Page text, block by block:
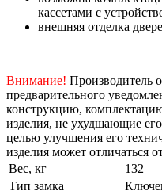
кассетами с
внешняя отделка
Внимание! Производитель
предварительного
конструкцию,
изделия, не ухудшающие
целью улучшения его
изделия может отличаться
Вес, кг
132
Тип замка